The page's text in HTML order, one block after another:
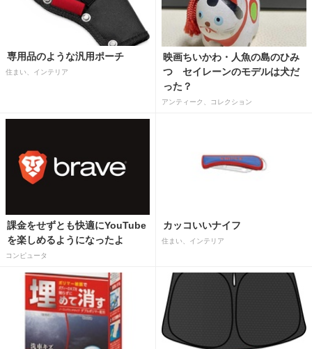
専用品のような汎用ポーチ
住まい、インテリア
映画ちいかわ・人魚の島のひみ
つ セイレーンのモデルは犬だ
った？
アンティーク、コレクション
課金をせずとも快適にYouTube
を楽しめるようになったよ
コンピュータ
カッコいいナイフ
住まい、インテリア